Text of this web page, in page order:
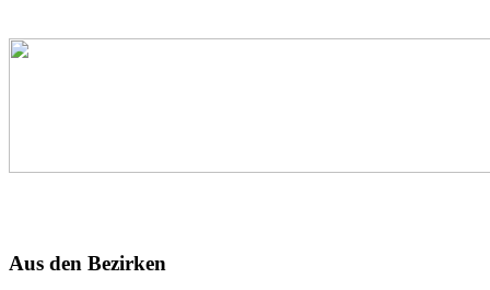
Aus den Bezirken